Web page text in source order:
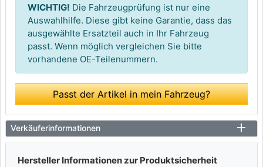
WICHTIG! Die Fahrzeugprüfung ist nur eine
Auswahlhilfe. Diese gibt keine Garantie, dass das
ausgewählte Ersatzteil auch in Ihr Fahrzeug
passt. Wenn möglich vergleichen Sie bitte
vorhandene OE-Teilenummern.
Passt der Artikel in mein Fahrzeug?
Verkäuferinformationen
Hersteller Informationen zur Produktsicherheit